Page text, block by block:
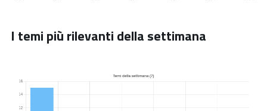
I temi più rilevanti della settimana